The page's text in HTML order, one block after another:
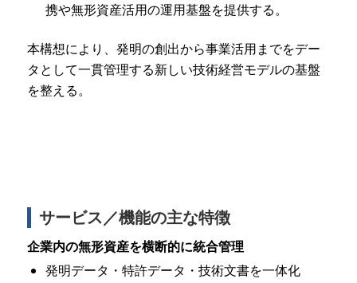
携や無形資産活用の運用基盤を提供する。
本構想により、発明の創出から事業活用までをデー
タとして一貫管理する新しい技術経営モデルの基盤
を整える。
サービス／機能の主な特徴
企業内の無形資産を横断的に統合管理
発明データ・特許データ・技術文書を一体化